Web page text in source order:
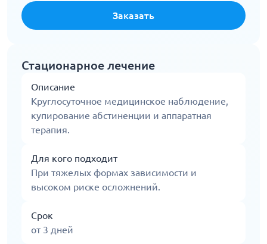
Заказать
Стационарное лечение
Описание
Круглосуточное медицинское наблюдение,
купирование абстиненции и аппаратная
терапия.
Для кого подходит
При тяжелых формах зависимости и
высоком риске осложнений.
Срок
от 3 дней